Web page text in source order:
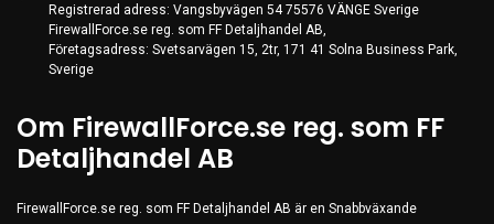
Registrerad adress: Vangsbyvägen 54 75576 VÄNGE Sverige
FirewallForce.se reg. som FF Detaljhandel AB,
Företagsadress: Svetsarvägen 15, 2tr, 171 41 Solna Business Park,
Sverige
Om FirewallForce.se reg. som FF
Detaljhandel AB
FirewallForce.se reg. som FF Detaljhandel AB är en Snabbväxande